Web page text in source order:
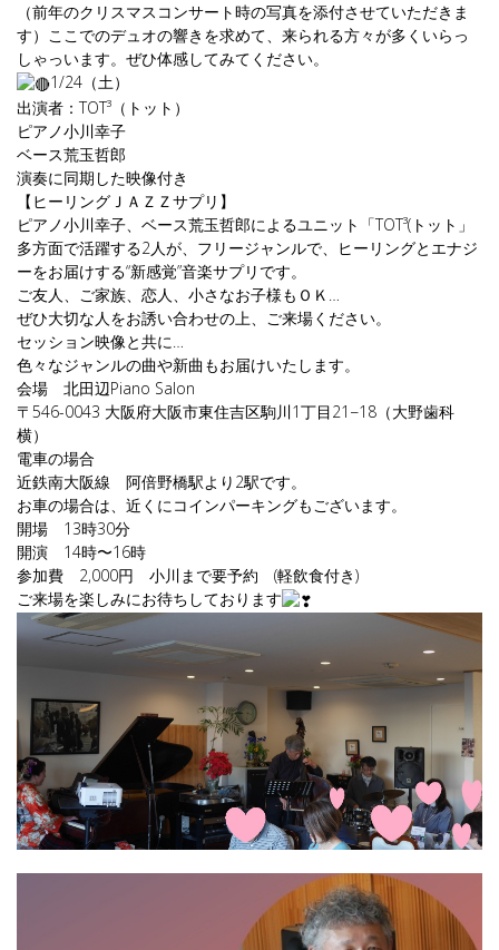
（前年のクリスマスコンサート時の写真を添付させていただきま
す）ここでのデュオの響きを求めて、来られる方々が多くいらっ
しゃっいます。ぜひ体感してみてください。
1/24（土）
出演者：TOT³（トット）
ピアノ小川幸子
ベース荒玉哲郎
演奏に同期した映像付き
【ヒーリングＪＡＺＺサプリ】
ピアノ小川幸子、ベース荒玉哲郎によるユニット「TOT³(トット」
多方面で活躍する2人が、フリージャンルで、ヒーリングとエナジ
ーをお届けする“新感覚”音楽サプリです。
ご友人、ご家族、恋人、小さなお子様もＯＫ…
ぜひ大切な人をお誘い合わせの上、ご来場ください。
セッション映像と共に…
色々なジャンルの曲や新曲もお届けいたします。
会場 北田辺Piano Salon
〒546-0043 大阪府大阪市東住吉区駒川1丁目21−18（大野歯科
横）
電車の場合
近鉄南大阪線 阿倍野橋駅より2駅です。
お車の場合は、近くにコインパーキングもございます。
開場 13時30分
開演 14時〜16時
参加費 2,000円 小川まで要予約 (軽飲食付き)
ご来場を楽しみにお待ちしております